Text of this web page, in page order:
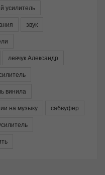
усилитель
звук
левчук Александр
винила
на музыку
сабвуфер